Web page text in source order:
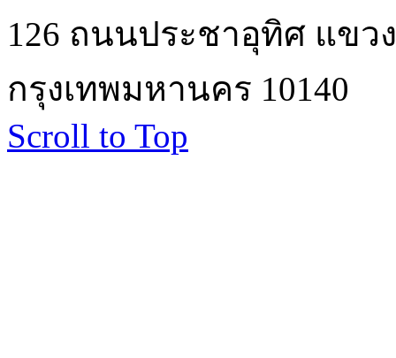
126 ถนนประชาอุทิศ แขว
กรุงเทพมหานคร 10140
Scroll to Top